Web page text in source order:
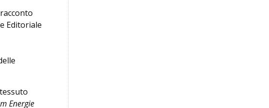
Editoriale
Energie